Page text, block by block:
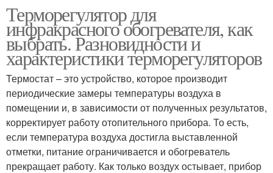
обогреватели
Терморегулятор для
обогревателя
Терморегулятор для
инфракрасного обогревателя, как
выбрать. Разновидности и
характеристики терморегуляторов
Термостат – это устройство, которое производит
периодические замеры температуры воздуха в
помещении и, в зависимости от полученных результатов,
корректирует работу отопительного прибора. То есть,
если температура воздуха достигла выставленной
отметки, питание ограничивается и обогреватель
прекращает работу. Как только воздух остывает, прибор